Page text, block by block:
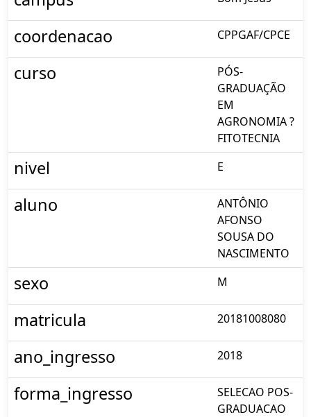
coordenacao CPPGAF/CPCE
curso
PÓS-
GRADUAÇÃO
EM
AGRONOMIA ?
FITOTECNIA
nivel E
aluno
ANTÔNIO
AFONSO
SOUSA DO
NASCIMENTO
sexo M
matricula 20181008080
ano_ingresso 2018
forma_ingresso
SELECAO POS-
GRADUACAO